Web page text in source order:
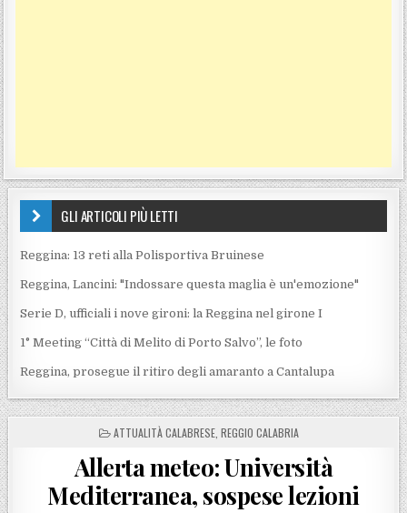
GLI ARTICOLI PIÙ LETTI
Reggina: 13 reti alla Polisportiva Bruinese
Reggina, Lancini: "Indossare questa maglia è un'emozione"
Serie D, ufficiali i nove gironi: la Reggina nel girone I
1° Meeting “Città di Melito di Porto Salvo”, le foto
Reggina, prosegue il ritiro degli amaranto a Cantalupa
POSTED IN
ATTUALITÀ CALABRESE REGGIO CALABRIA
Allerta meteo: Università
Mediterranea, sospese lezioni